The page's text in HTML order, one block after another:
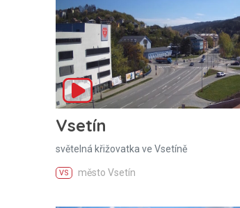
Vsetín
světelná křižovatka ve Vsetíně
VS město Vsetín